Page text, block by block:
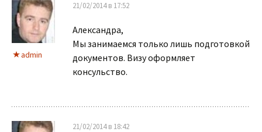
admin
21/02/2014 в 17:52
Александра,
Мы занимаемся только лишь подготовкой
документов. Визу оформляет
консульство.
21/02/2014 в 18:42